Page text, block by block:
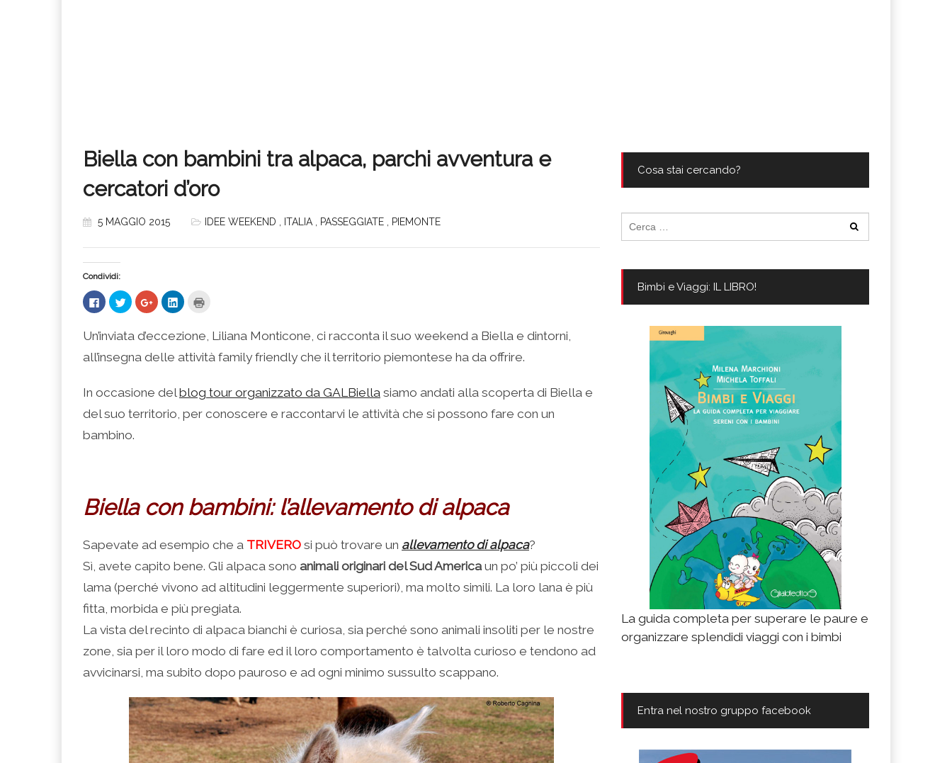
Biella con bambini tra alpaca, parchi avventura e
cercatori d’oro
5 MAGGIO 2015 IDEE WEEKEND ITALIA PASSEGGIATE PIEMONTE
Condividi:
Fai
clic
su
Facebook
apre
finestra)
Fai
clic
condividere
su
Twitter
(Si
apre
nuova
Fai
clic
condividere
su
Google+
(Si
nuova
finestra)
Fai
clic
condividere
su
LinkedIn
(Si
nuova
finestra)
stampare
(Si
apre
in
Un’inviata d’eccezione, Liliana Monticone, ci racconta il suo weekend a Biella e dintorni,
all’insegna delle attività family friendly che il territorio piemontese ha da offrire.
In occasione del blog tour organizzato da GALBiella siamo andati alla scoperta di Biella e
del suo territorio, per conoscere e raccontarvi le attività che si possono fare con un
bambino.
Biella con bambini: l’allevamento di alpaca
Sapevate ad esempio che a TRIVERO si può trovare un allevamento di alpaca?
Sì, avete capito bene. Gli alpaca sono animali originari del Sud Americaun po’ più piccoli dei
lama (perché vivono ad altitudini leggermente superiori), ma molto simili. La loro lana è più
fitta, morbida e più pregiata.
La vista del recinto di alpaca bianchi è curiosa, sia perché sono animali insoliti per le nostre
zone, sia per il loro modo di fare ed il loro comportamento è talvolta curioso e tendono ad
avvicinarsi, ma subito dopo pauroso e ad ogni minimo sussulto scappano.
Cosa stai cercando?
per:
Bimbi e Viaggi: IL LIBRO!
La guida completa per superare le paure e
organizzare splendidi viaggi con i bimbi
Entra nel nostro gruppo facebook